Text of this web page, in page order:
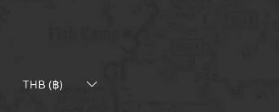
THB (฿)